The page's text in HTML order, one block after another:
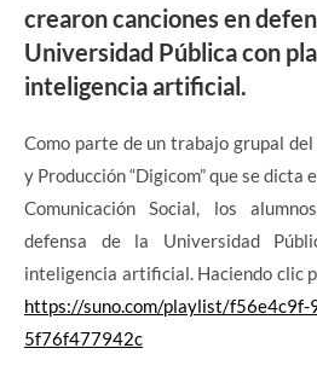
crearon canciones en
Universidad Pública con
inteligencia artificial.
Como parte de un trabajo grupal
y Producción “Digicom” que se dicta
Comunicación Social, los
defensa de la Universidad
inteligencia artificial. Haciendo clic
https://suno.com/playlist/f56e4c9f-
5f76f477942c